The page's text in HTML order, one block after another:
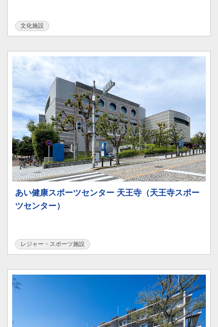
文化施設
あい健康スポーツセンター 天王寺（天王寺スポー
ツセンター）
レジャー・スポーツ施設